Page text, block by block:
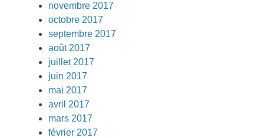
novembre 2017
octobre 2017
septembre 2017
août 2017
juillet 2017
juin 2017
mai 2017
avril 2017
mars 2017
février 2017